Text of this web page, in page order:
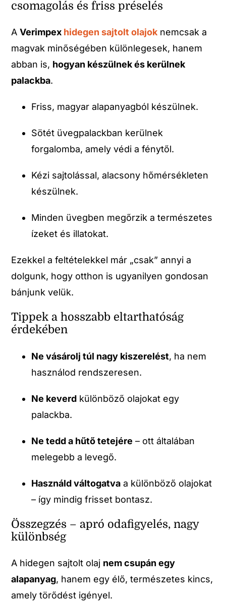
csomagolás és friss préselés
AVerimpex hidegen sajtolt olajok nemcsak a
magvak minőségében különlegesek, hanem
abban is, hogyan készülnek és kerülnek
palackba.
Friss, magyar alapanyagból készülnek.
Sötét üvegpalackban kerülnek
forgalomba, amely védi a fénytől.
Kézi sajtolással, alacsony hőmérsékleten
készülnek.
Minden üvegben megőrzik a természetes
ízeket és illatokat.
Ezekkel a feltételekkel már „csak” annyi a
dolgunk, hogy otthon is ugyanilyen gondosan
bánjunk velük.
Tippek a hosszabb eltarthatóság
érdekében
Ne vásárolj túl nagy kiszerelést, ha nem
használod rendszeresen.
Ne keverd különböző olajokat egy
palackba.
Ne tedd a hűtő tetejére – ott általában
melegebb a levegő.
Használd váltogatva a különböző olajokat
– így mindig frisset bontasz.
Összegzés – apró odafigyelés, nagy
különbség
A hidegen sajtolt olaj nem csupán egy
alapanyag, hanem egy élő, természetes kincs,
amely törődést igényel.